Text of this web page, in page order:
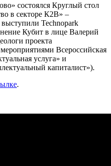
состоялся Круглый стол
в секторе К2В» –
Technopark
Кубит в лице Валерий
проекта
Всероссийская
услуга» и
капиталист»).
.